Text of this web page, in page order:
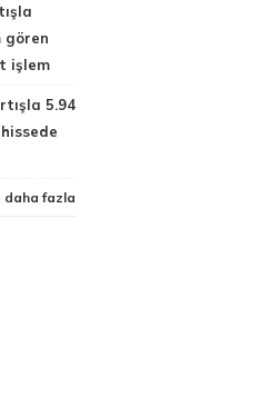
gören
işlem
5.94
daha fazla